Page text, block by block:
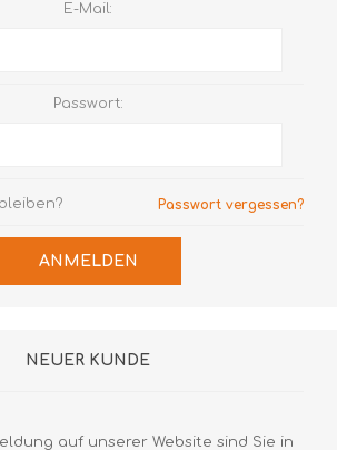
E-Mail:
Passwort:
Passwort vergessen?
ANMELDEN
NEUER KUNDE
auf unserer Website sind Sie in